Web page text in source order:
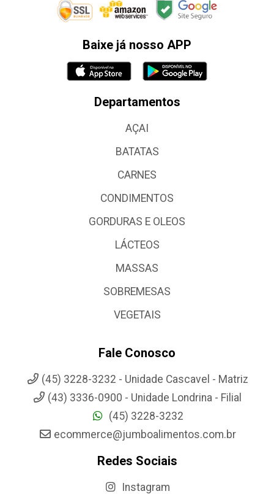
Baixe já nosso APP
Departamentos
AÇAI
BATATAS
CARNES
CONDIMENTOS
GORDURAS E OLEOS
LÁCTEOS
MASSAS
SOBREMESAS
VEGETAIS
Fale Conosco
(45) 3228-3232 - Unidade Cascavel - Matriz
(43) 3336-0900 - Unidade Londrina - Filial
(45) 3228-3232
ecommerce@jumboalimentos.com.br
Redes Sociais
Instagram